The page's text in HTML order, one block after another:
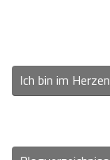
Ich bin im